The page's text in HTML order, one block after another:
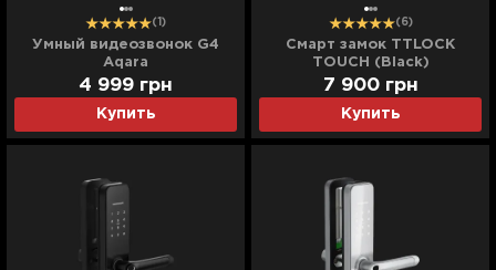
(1)
Умный видеозвонок G4
Aqara
Купить
4 999 грн
(6)
Смарт замок TTLOCK
TOUCH (Black)
Купить
7 900 грн